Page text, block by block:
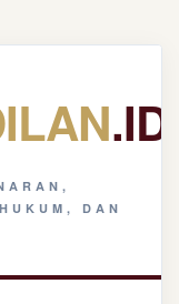
.ID
DAN